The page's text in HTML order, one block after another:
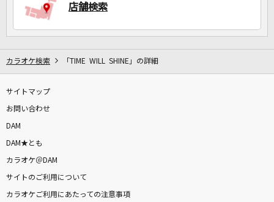
店舗検索
カラオケ検索 「TIME WILL SHINE」の詳細
サイトマップ
お問い合わせ
DAM
DAM★とも
カラオケ＠DAM
サイトのご利用について
カラオケご利用にあたっての注意事項